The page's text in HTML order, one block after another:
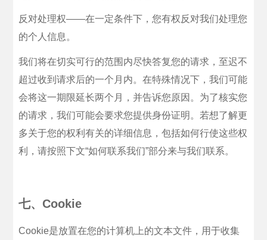
反对处理权——在一定条件下，您有权反对我们处理您
的个人信息。
我们将在切实可行的范围内尽快答复您的请求，至迟不
超过收到请求后的一个月内。在特殊情况下，我们可能
会将这一期限延长两个月，并告诉您原因。为了核实您
的请求，我们可能会要求您提供身份证明。若想了解更
多关于您的权利有关的详细信息，包括如何行使这些权
利，请按照下文“如何联系我们”部分来与我们联系。
七、Cookie
Cookie是放置在您的计算机上的文本文件，用于收集